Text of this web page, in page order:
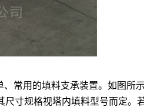
用的填料支承装置。如图所
寸规格视塔内填料型号而定